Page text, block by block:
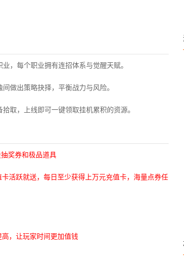
，每个职业拥有连招体系与觉醒天赋。
做出策略抉择，平衡战力与风险。
取，上线即可一键领取挂机累积的资源。
奖券和极品道具
活跃就送，每日至少获得上万元充值卡，海量点券任
，让玩家时间更加值钱